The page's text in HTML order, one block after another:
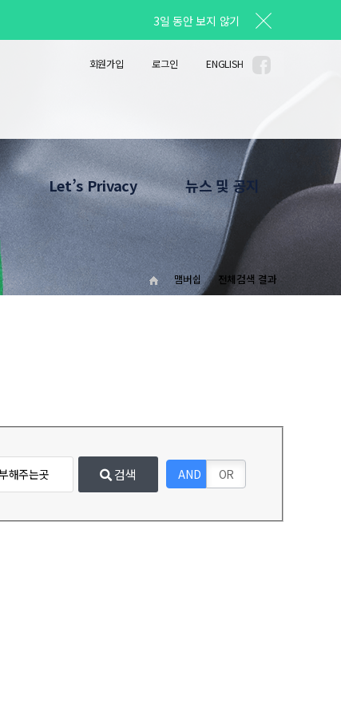
3일 동안 보지 않기
회원가입 로그인 ENGLISH
Let’s Privacy
Privacy Column
사진자료
HOT LINE
뉴스 및 공지
공지사항
Privacy News
News Letter
맴버쉽 전체검색 결과
검색 AND OR